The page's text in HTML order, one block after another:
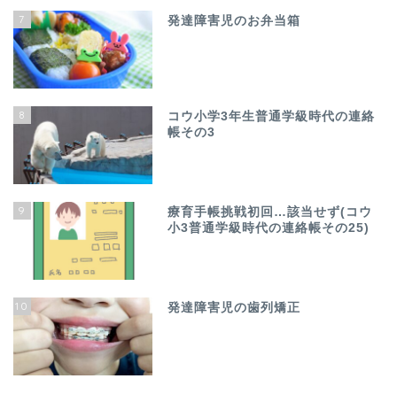
7 発達障害児のお弁当箱
8
コウ小学3年生普通学級時代の連絡
帳その3
9
療育手帳挑戦初回…該当せず(コウ
小3普通学級時代の連絡帳その25)
10 発達障害児の歯列矯正